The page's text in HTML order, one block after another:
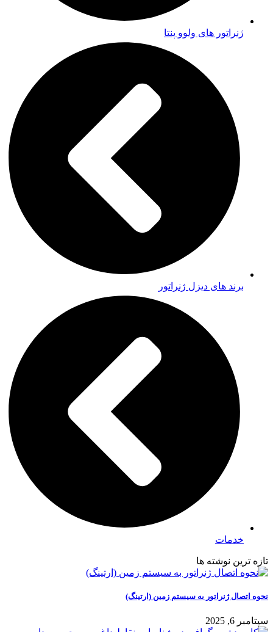
ژنراتور های ولوو پنتا
برند های دیزل ژنراتور
خدمات
تازه ترین نوشته ها
نحوه اتصال ژنراتور به سیستم زمین (ارتینگ)
سپتامبر 6, 2025